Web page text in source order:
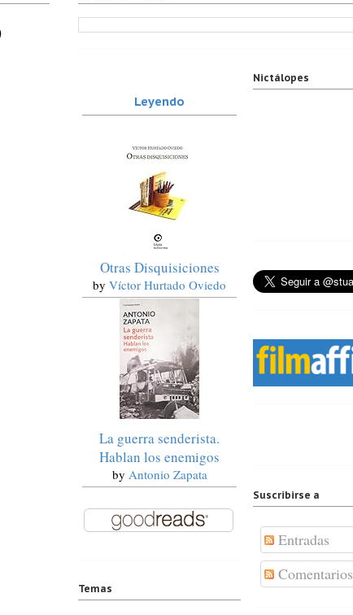
Leyendo
Otras Disquisiciones
by Víctor Hurtado Oviedo
La guerra senderista.
Hablan los enemigos
by Antonio Zapata
Temas
Nictálopes
Suscribirse a
Entradas
Comentarios